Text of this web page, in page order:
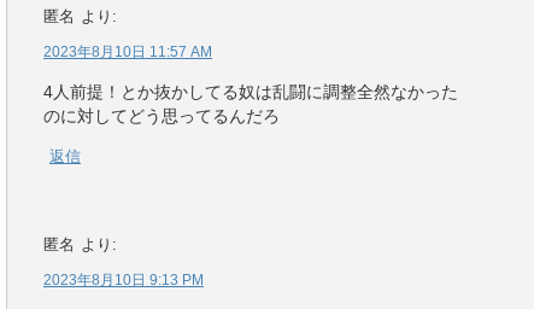
匿名 より:
2023年8月10日 11:57 AM
4人前提！とか抜かしてる奴は乱闘に調整全然なかった
のに対してどう思ってるんだろ
返信
匿名 より:
2023年8月10日 9:13 PM